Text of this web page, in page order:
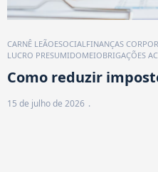
CARNÊ LEÃOESOCIALFINANÇAS
LUCRO PRESUMIDOMEIOBRIGAÇÕES
Como reduzir
15 de julho de 2026